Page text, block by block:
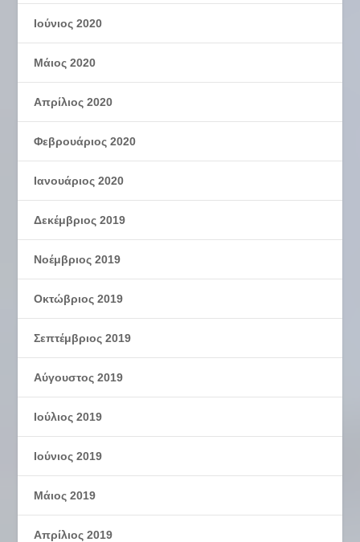
Ιούνιος 2020
Μάιος 2020
Απρίλιος 2020
Φεβρουάριος 2020
Ιανουάριος 2020
Δεκέμβριος 2019
Νοέμβριος 2019
Οκτώβριος 2019
Σεπτέμβριος 2019
Αύγουστος 2019
Ιούλιος 2019
Ιούνιος 2019
Μάιος 2019
Απρίλιος 2019